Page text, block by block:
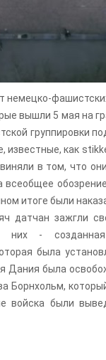
вышли 5 мая на
группировки
известные, как
в том, что
обозрение
итоге были
датчан зажгли
- созданная
была
Дания была
Борнхольм,
войска были